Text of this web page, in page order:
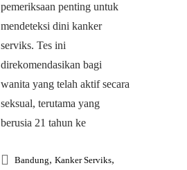
pemeriksaan penting untuk
mendeteksi dini kanker
serviks. Tes ini
direkomendasikan bagi
wanita yang telah aktif secara
seksual, terutama yang
berusia 21 tahun ke
Bandung, Kanker Serviks,